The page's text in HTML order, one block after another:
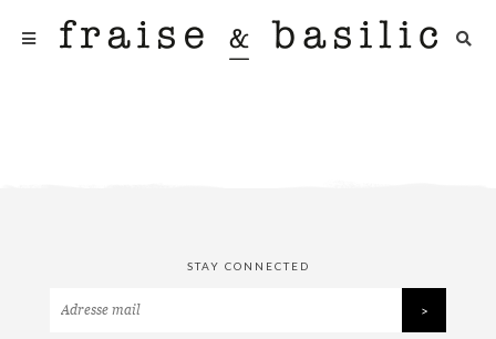
STAY CONNECTED